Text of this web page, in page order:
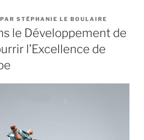
PAR STÉPHANIE LE BOULAIRE
le Développement de
l’Excellence de